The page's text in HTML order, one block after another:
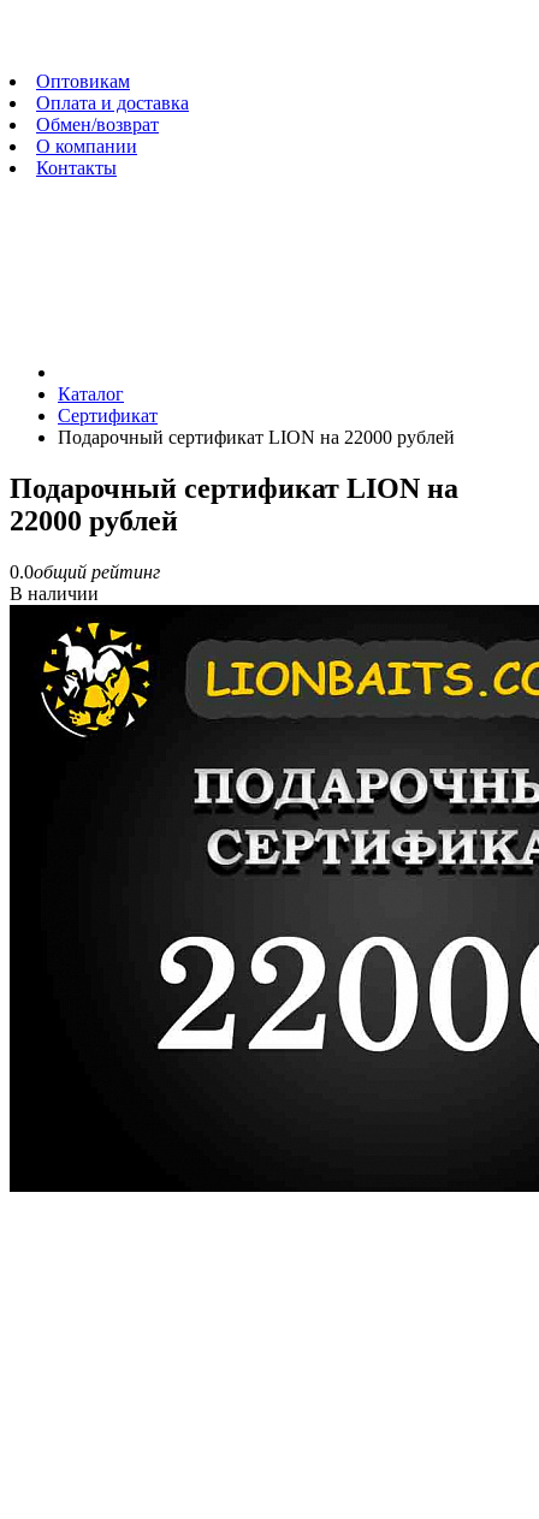
Оптовикам
Оплата и доставка
Обмен/возврат
О компании
Контакты
Каталог
Сертификат
Подарочный сертификат LION на 22000 рублей
Подарочный сертификат LION на
22000 рублей
0.0общий рейтинг
В наличии